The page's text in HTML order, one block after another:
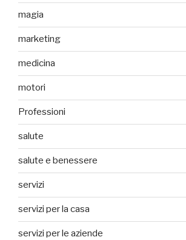
magia
marketing
medicina
motori
Professioni
salute
salute e benessere
servizi
servizi per la casa
servizi per le aziende